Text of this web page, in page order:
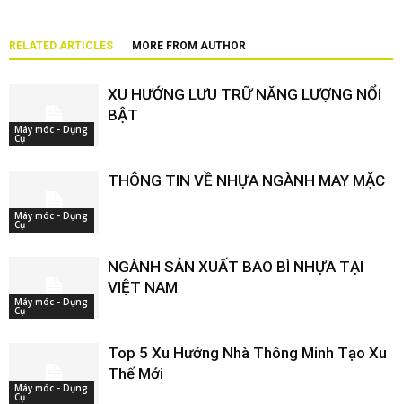
RELATED ARTICLES MORE FROM AUTHOR
Máy móc - Dụng
Cụ
XU HƯỚNG LƯU TRỮ NĂNG LƯỢNG NỔI
BẬT
Máy móc - Dụng
Cụ
THÔNG TIN VỀ NHỰA NGÀNH MAY MẶC
Máy móc - Dụng
Cụ
NGÀNH SẢN XUẤT BAO BÌ NHỰA TẠI
VIỆT NAM
Máy móc - Dụng
Cụ
Top 5 Xu Hướng Nhà Thông Minh Tạo Xu
Thế Mới